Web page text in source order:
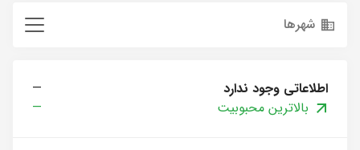
شهرها
اطلاعاتی وجود ندارد
—
بالاترین محبوبیت
—